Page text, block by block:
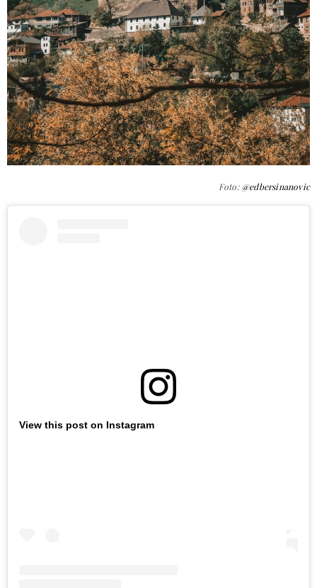
Foto:@edbersinanovic
View this post on Instagram